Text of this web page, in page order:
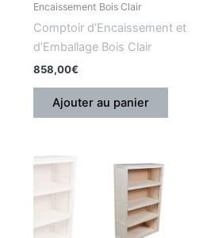
Encaissement Bois Clair
Comptoir d’Encaissement et
d’Emballage Bois Clair
858,00€
Ajouter au panier